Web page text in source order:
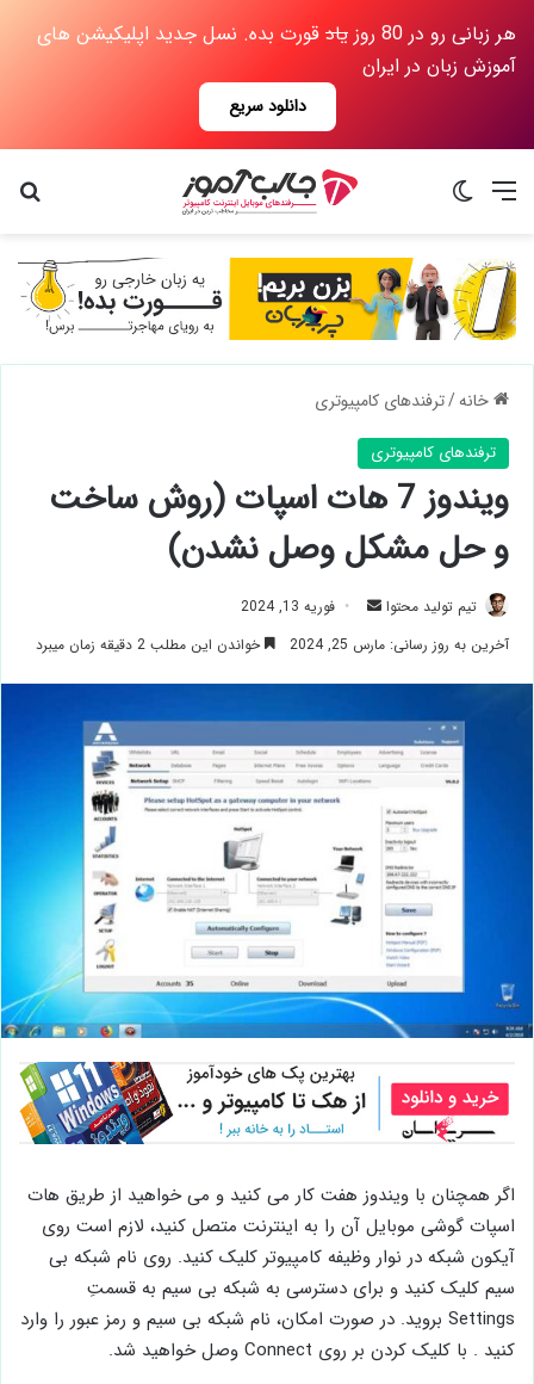
هر زبانی رو در 80 روز یاد قورت بده. نسل جدید اپلیکیشن های
آموزش زبان در ایران
دانلود سریع
منو
خانه/ترفندهای کامپیوتری
ترفندهای کامپیوتری
ویندوز 7 هات اسپات (روش ساخت
و حل مشکل وصل نشدن)
تیم تولید محتوا
ارسال
ایمیل
فوریه 13, 2024
آخرین به روز رسانی: مارس 25, 2024
خواندن این مطلب 2 دقیقه زمان میبرد
اگر همچنان با ویندوز هفت کار می کنید و می خواهید از طریق هات
اسپات گوشی موبایل آن را به اینترنت متصل کنید، لازم است روی
آیکون شبکه در نوار وظیفه کامپیوتر کلیک کنید. روی نام شبکه بی
سیم کلیک کنید و برای دسترسی به شبکه بی سیم به قسمتِ
Settings بروید. در صورت امکان، نام شبکه بی سیم و رمز عبور را وارد
کنید . با کلیک کردن بر روی Connect وصل خواهید شد.